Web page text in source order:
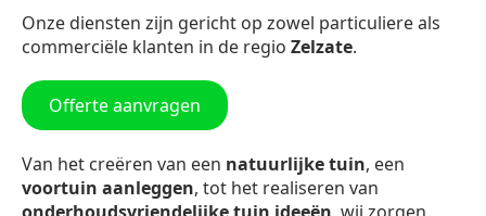
Onze diensten zijn gericht op zowel particuliere als
commerciële klanten in de regio Zelzate.
Offerte aanvragen
Van het creëren van een natuurlijke tuin, een
voortuin aanleggen, tot het realiseren van